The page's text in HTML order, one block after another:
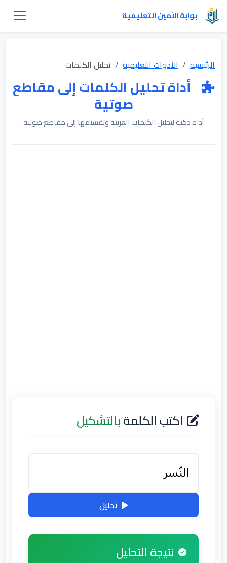
بوابة الأمين التعليمية
الرئيسية الأدوات التعليمية تحليل الكلمات
أداة تحليل الكلمات إلى مقاطع
صوتية
أداة ذكية لتحليل الكلمات العربية وتقسيمها إلى مقاطع صوتية
اكتب الكلمةبالتشكيل
تحليل
نتيجة التحليل